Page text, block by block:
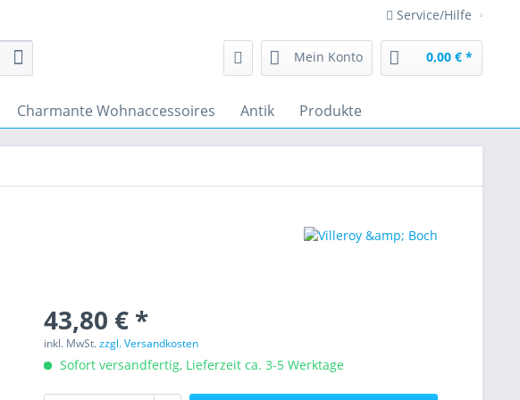
Service/Hilfe
Mein Konto 0,00 € *
Charmante Wohnaccessoires Antik Produkte
43,80 € *
inkl. MwSt.zzgl. Versandkosten
Sofort versandfertig, Lieferzeit ca. 3-5 Werktage